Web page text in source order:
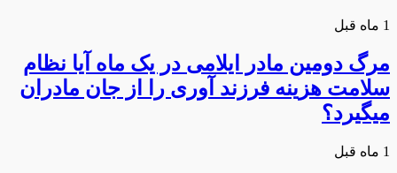
1 ماه قبل
مرگ دومین مادر ایلامی در یک ماه آیا نظام
سلامت هزینه فرزند آوری را از جان مادران
میگیرد؟
1 ماه قبل